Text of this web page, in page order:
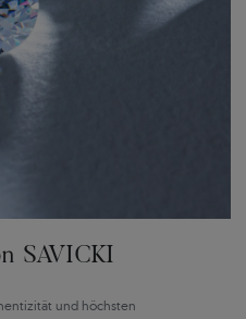
SAVICKI
und höchsten